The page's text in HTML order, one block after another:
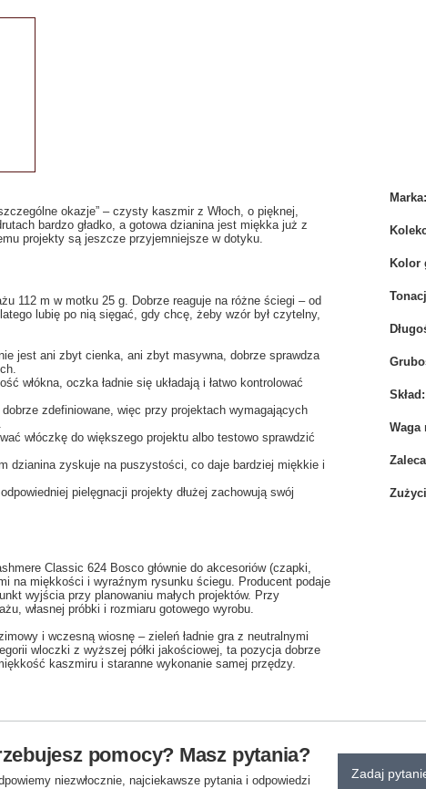
okazje” – czysty kaszmir z Włoch, o pięknej,
bardzo gładko, a gotowa dzianina jest miękka już z
projekty są jeszcze przyjemniejsze w dotyku.
112 m w motku 25 g. Dobrze reaguje na różne ściegi – od
lubię po nią sięgać, gdy chcę, żeby wzór był czytelny,
jest ani zbyt cienka, ani zbyt masywna, dobrze sprawdza
oczka ładnie się układają i łatwo kontrolować
zdefiniowane, więc przy projektach wymagających
włóczkę do większego projektu albo testowo sprawdzić
dzianina zyskuje na puszystości, co daje bardziej miękkie i
pielęgnacji projekty dłużej zachowują swój
Classic 624 Bosco głównie do akcesoriów (czapki,
na miękkości i wyraźnym rysunku ściegu. Producent podaje
wyjścia przy planowaniu małych projektów. Przy
własnej próbki i rozmiaru gotowego wyrobu.
i wczesną wiosnę – zieleń ładnie gra z neutralnymi
wloczki z wyższej półki jakościowej, ta pozycja dobrze
kaszmiru i staranne wykonanie samej przędzy.
Marka
Kolor
Skład
Waga
pomocy? Masz pytania?
niezwłocznie, najciekawsze pytania i odpowiedzi
Zadaj